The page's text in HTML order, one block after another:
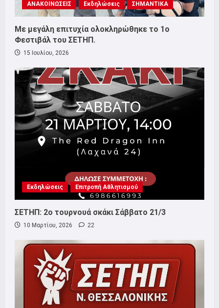
ΑΝΑΚΟΙΝΩΣΕΙΣ Εκδηλώσεις ΣΗΜΑΝΤΙΚΑ
Με μεγάλη επιτυχία ολοκληρώθηκε το 1ο
Φεστιβάλ του ΣΕΤΗΠ.
15 Ιουλίου, 2026
Εκδηλώσεις Επιτροπή Αθλητισμού
ΣΕΤΗΠ: 2ο τουρνουά σκάκι Σάββατο 21/3
10 Μαρτίου, 2026 22